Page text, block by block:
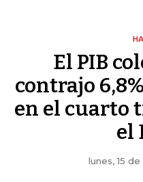
El PIB
contrajo
en el cuarto
el
lunes, 15